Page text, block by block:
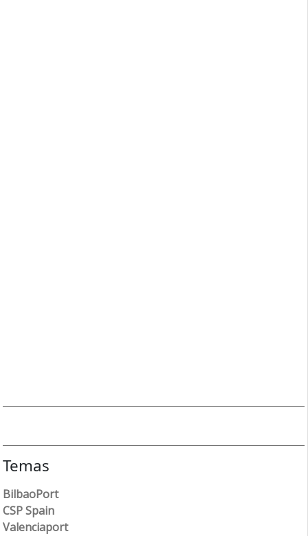
Temas
BilbaoPort
CSP Spain
Valenciaport